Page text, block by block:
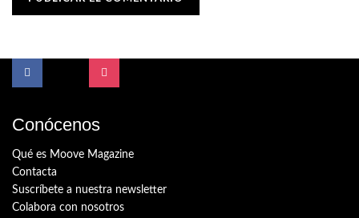
Conócenos
Qué es Moove Magazine
Contacta
Suscríbete a nuestra newsletter
Colabora con nosotros